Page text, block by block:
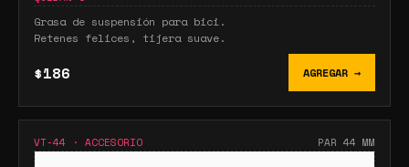
Grasa de suspensión para bici.
Retenes felices, tijera suave.
$186 AGREGAR →
VT-44 · ACCESORIO PAR 44 MM